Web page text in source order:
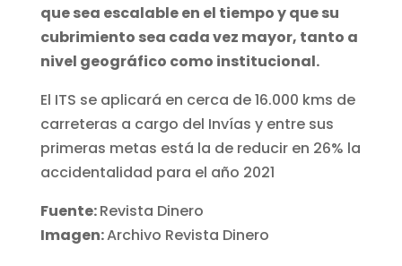
que sea escalable en el tiempo y que su
cubrimiento sea cada vez mayor, tanto a
nivel geográfico como institucional.
El ITS se aplicará en cerca de 16.000 kms de
carreteras a cargo del Invías y entre sus
primeras metas está la de reducir en 26% la
accidentalidad para el año 2021
Fuente:Revista Dinero
Imagen:Archivo Revista Dinero